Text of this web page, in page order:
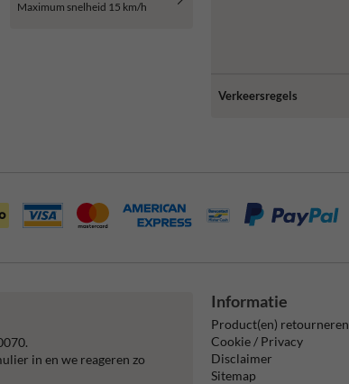
Maximum snelheid 15 km/h
Verkeersregels
in en we reageren zo
Informatie
Product(en) retourneren
Cookie / Privacy
Disclaimer
Sitemap